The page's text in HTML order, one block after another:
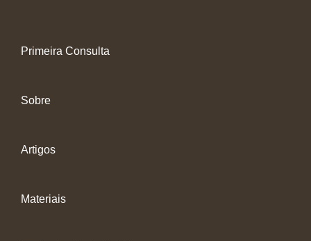
Primeira Consulta
Sobre
Artigos
Materiais